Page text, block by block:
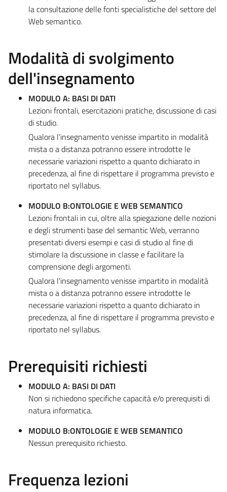
la consultazione delle fonti specialistiche del settore del
Web semantico.
Modalità di svolgimento
dell'insegnamento
MODULO A: BASI DI DATI
Lezioni frontali, esercitazioni pratiche, discussione di casi
di studio.
Qualora l'insegnamento venisse impartito in modalità
mista o a distanza potranno essere introdotte le
necessarie variazioni rispetto a quanto dichiarato in
precedenza, al fine di rispettare il programma previsto e
riportato nel syllabus.
MODULO B:ONTOLOGIE E WEB SEMANTICO
Lezioni frontali in cui, oltre alla spiegazione delle nozioni
e degli strumenti base del semantic Web, verranno
presentati diversi esempi e casi di studio al fine di
stimolare la discussione in classe e facilitare la
comprensione degli argomenti.
Qualora l'insegnamento venisse impartito in modalità
mista o a distanza potranno essere introdotte le
necessarie variazioni rispetto a quanto dichiarato in
precedenza, al fine di rispettare il programma previsto e
riportato nel syllabus.
Prerequisiti richiesti
MODULO A: BASI DI DATI
Non si richiedono specifiche capacità e/o prerequisiti di
natura informatica.
MODULO B:ONTOLOGIE E WEB SEMANTICO
Nessun prerequisito richiesto.
Frequenza lezioni